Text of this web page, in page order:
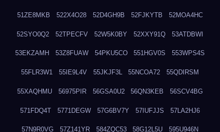
51ZE8MKB 522X4O28 52D4GH9B 52FJKYTB 52MOA4HC
52SYO0Q2 52TPECFV 52W5K0BY 52XXY91Q 53ATDBWI
53EKZAMH 53Z8FUAW 54PKU5CO 551HGV0S 553WPS4S
55FLR3W1 55IE9L4V 55JKJF3L 55NCOA72 55QDIRSM
55XAQHMU 56975PIR 56GSA0U2 56QN3KEB 56SCV4BG
571FDQ4T 5771DEGW 57G6BV7Y 57IUFJJS 57LA2HJ6
57N9R0VG 57Z141YR 584ZQC53 58G12L5U 595U946N